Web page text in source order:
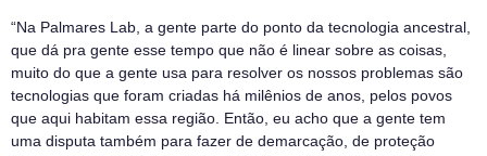
“Na Palmares Lab, a gente parte do ponto da tecnologia ancestral,
que dá pra gente esse tempo que não é linear sobre as coisas,
muito do que a gente usa para resolver os nossos problemas são
tecnologias que foram criadas há milênios de anos, pelos povos
que aqui habitam essa região. Então, eu acho que a gente tem
uma disputa também para fazer de demarcação, de proteção